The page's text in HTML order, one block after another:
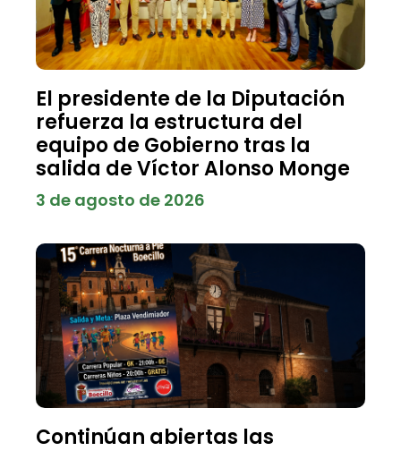
El presidente de la Diputación
refuerza la estructura del
equipo de Gobierno tras la
salida de Víctor Alonso Monge
3 de agosto de 2026
Continúan abiertas las